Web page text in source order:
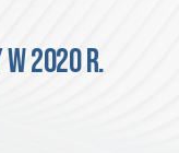
W 2020 R.